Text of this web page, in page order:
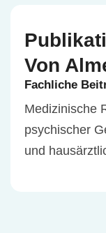
Von
Fachliche
Medizinische
psychischer
und